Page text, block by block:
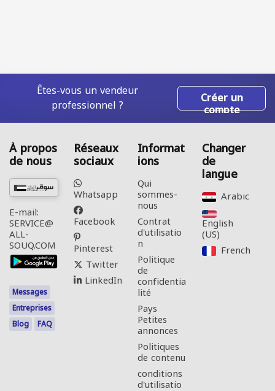
Êtes-vous un vendeur
professionnel ? Créer un
compte
À propos
de nous
E-mail:
SERVICE@
ALL-
SOUQ.COM
Messages
Entreprises
Blog
FAQ
Réseaux
sociaux
Whatsapp
Facebook
Pinterest
Twitter
LinkedIn
Informat
ions
Qui
sommes-
nous
Contrat
d'utilisatio
n
Politique
de
confidentia
lité
Pays
Petites
annonces
Politiques
de contenu
conditions
d'utilisatio
Changer
de
langue
Arabic‎
English
(US)‎
French‎